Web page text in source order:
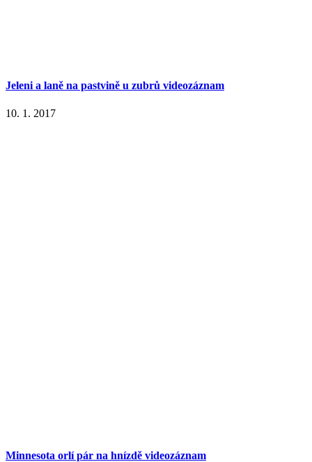
Jeleni a laně na pastvině u zubrů videozáznam
10. 1. 2017
Minnesota orlí pár na hnízdě videozáznam